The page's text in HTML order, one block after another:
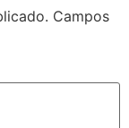
Campos